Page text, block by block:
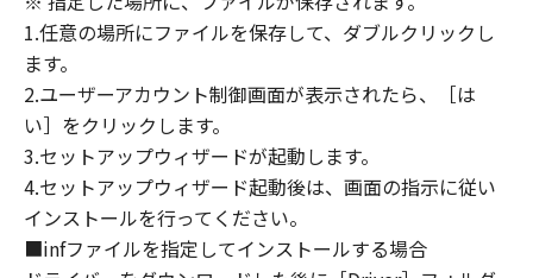
売代理店または販売店のいずれも、「本ソフト
ウェア」の使用または使用不能から生ずるいか
なる損害（逸失利益およびその他の派生的また
は付随的な損害を含むがこれらに限定されない
全ての損害を言います。）について、適用法で
認められる限り、一切の責任を負わないものと
します。たとえ、キヤノン、キヤノンのライセ
ンサー、キヤノンの子会社、キヤノンの関連会
社、それらの販売代理店または販売店がかかる
1.任意の場所にファイルを保存して、ダブルクリックし
ます。
2.ユーザーアカウント制御画面が表示されたら、［は
い］をクリックします。
3.セットアップウィザードが起動します。
4.セットアップウィザード起動後は、画面の指示に従い
インストールを行ってください。
■infファイルを指定してインストールする場合